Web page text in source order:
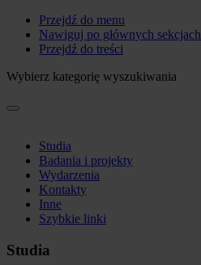
Przejdź do menu
Nawiguj po głównych sekcjach
Przejdź do treści
Wybierz kategorię wyszukiwania
Studia
Badania i projekty
Wydarzenia
Kontakty
Inne
Szybkie linki
Studia